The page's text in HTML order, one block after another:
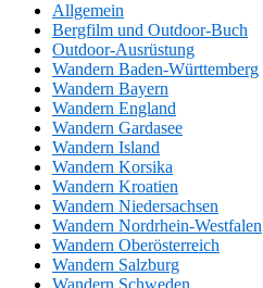
Allgemein
Bergfilm und Outdoor-Buch
Outdoor-Ausrüstung
Wandern Baden-Württemberg
Wandern Bayern
Wandern England
Wandern Gardasee
Wandern Island
Wandern Korsika
Wandern Kroatien
Wandern Niedersachsen
Wandern Nordrhein-Westfalen
Wandern Oberösterreich
Wandern Salzburg